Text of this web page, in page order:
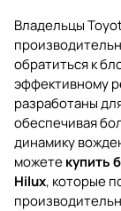
Владельцы
обратиться к
эффективному
разработаны
обеспечивая
динамику
можетекупить
Hilux, которые